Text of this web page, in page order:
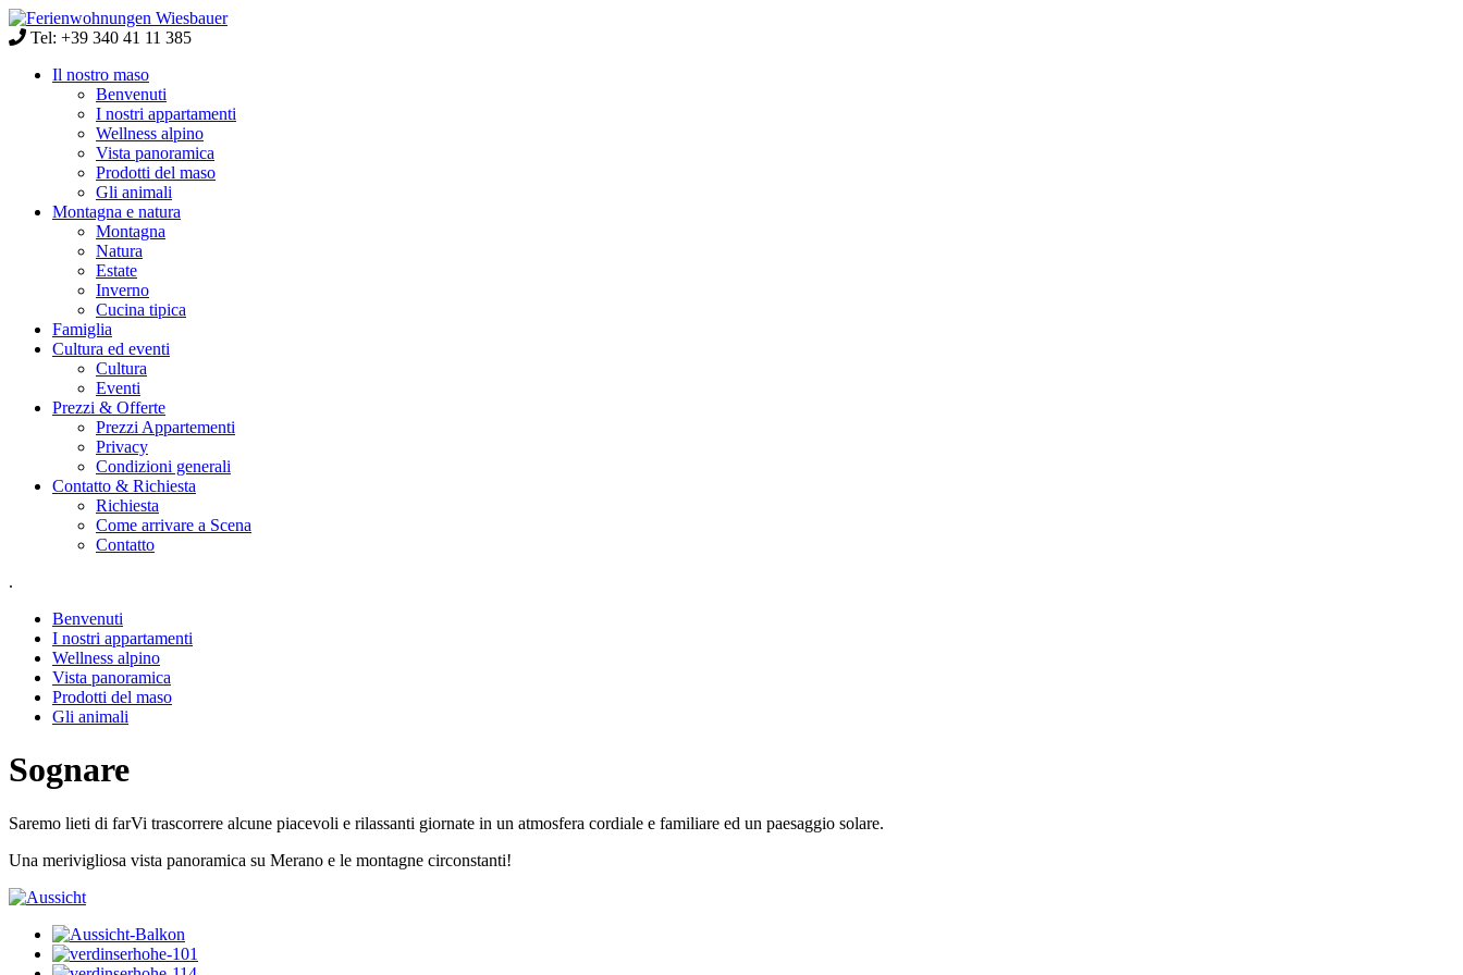
Tel: +39 340 41 11 385
Il nostro maso
Benvenuti
I nostri appartamenti
Wellness alpino
Vista panoramica
Prodotti del maso
Gli animali
Montagna e natura
Montagna
Natura
Estate
Inverno
Cucina tipica
Famiglia
Cultura ed eventi
Cultura
Eventi
Prezzi & Offerte
Prezzi Appartementi
Privacy
Condizioni generali
Contatto & Richiesta
Richiesta
Come arrivare a Scena
Contatto
.
Benvenuti
I nostri appartamenti
Wellness alpino
Vista panoramica
Prodotti del maso
Gli animali
Sognare
Saremo lieti di farVi trascorrere alcune piacevoli e rilassanti giornate in un atmosfera cordiale e familiare ed un paesaggio solare.
Una merivigliosa vista panoramica su Merano e le montagne circonstanti!